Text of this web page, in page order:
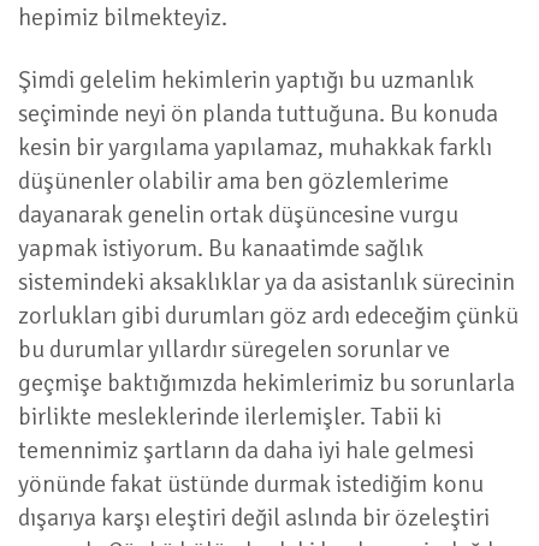
hepimiz bilmekteyiz.
Şimdi gelelim hekimlerin yaptığı bu uzmanlık
seçiminde neyi ön planda tuttuğuna. Bu konuda
kesin bir yargılama yapılamaz, muhakkak farklı
düşünenler olabilir ama ben gözlemlerime
dayanarak genelin ortak düşüncesine vurgu
yapmak istiyorum. Bu kanaatimde sağlık
sistemindeki aksaklıklar ya da asistanlık sürecinin
zorlukları gibi durumları göz ardı edeceğim çünkü
bu durumlar yıllardır süregelen sorunlar ve
geçmişe baktığımızda hekimlerimiz bu sorunlarla
birlikte mesleklerinde ilerlemişler. Tabii ki
temennimiz şartların da daha iyi hale gelmesi
yönünde fakat üstünde durmak istediğim konu
dışarıya karşı eleştiri değil aslında bir özeleştiri